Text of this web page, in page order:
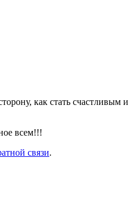
как стать счастливым и
всем!!!
связи.